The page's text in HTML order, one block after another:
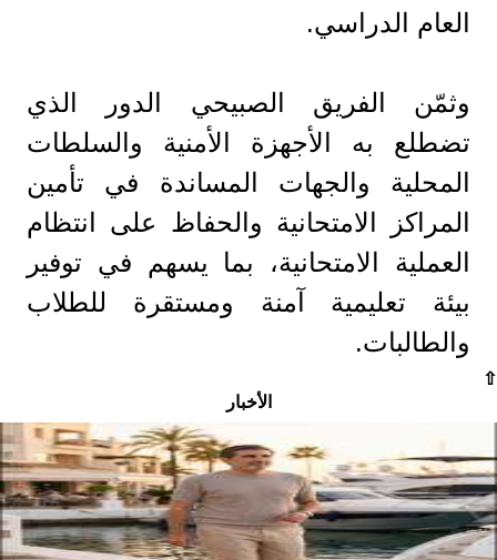
العام الدراسي.
وثمّن الفريق الصبيحي الدور الذي
تضطلع به الأجهزة الأمنية والسلطات
المحلية والجهات المساندة في تأمين
المراكز الامتحانية والحفاظ على انتظام
العملية الامتحانية، بما يسهم في توفير
بيئة تعليمية آمنة ومستقرة للطلاب
والطالبات.
⇧
الأخبار